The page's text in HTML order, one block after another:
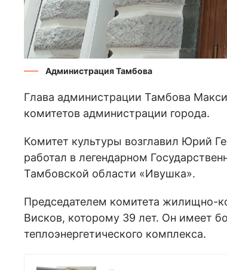
Администрация Тамбова
Глава администрации Тамбова
комитетов администрации города.
Комитет культуры возглавил Юрий
работал в легендарном
Тамбовской области «Ивушка».
Председателем комитета жилищно-
Висков, которому 39 лет. Он имеет
теплоэнергетического комплекса.